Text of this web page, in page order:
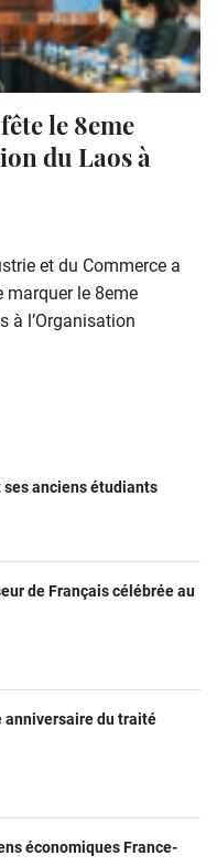
le 8eme
du Laos à
et du Commerce a
marquer le 8eme
à l’Organisation
ses anciens étudiants
de Français célébrée au
anniversaire du traité
économiques France-